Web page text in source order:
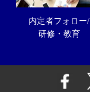
内定者フォロー/
研修・教育